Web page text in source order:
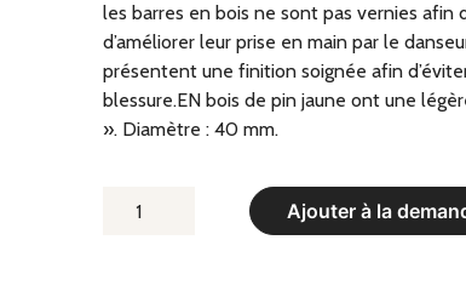
les barres en bois ne sont pas vernies afin
d’améliorer leur prise en main par le
présentent une finition soignée afin
blessure.EN bois de pin jaune ont une
». Diamètre : 40 mm.
Ajouter à la
QUANTITÉ